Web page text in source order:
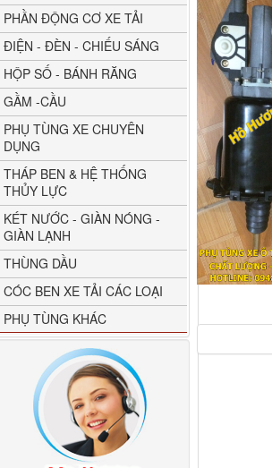
PHẦN ĐỘNG CƠ XE TẢI
ĐIỆN - ĐÈN - CHIẾU SÁNG
HỘP SỐ - BÁNH RĂNG
GẦM -CẦU
PHỤ TÙNG XE CHUYÊN
DỤNG
THÁP BEN & HỆ THỐNG
THỦY LỰC
KÉT NƯỚC - GIÀN NÓNG -
GIÀN LẠNH
THÙNG DẦU
CÓC BEN XE TẢI CÁC LOẠI
PHỤ TÙNG KHÁC
80YHCB-60 Bơm xăng
dầu 60m3/h...
M4610162101A0 Tapbi